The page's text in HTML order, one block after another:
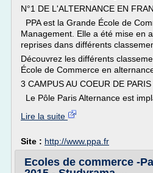
N°1 DE L'ALTERNANCE EN
PPA est la Grande École de
Management. Elle a été mise en
reprises dans différents
Découvrez les différents
École de Commerce en
3 CAMPUS AU COEUR DE PARIS
Le Pôle Paris Alternance est
Lire la suite
Site : http://www.ppa.fr
Ecoles de commerce -